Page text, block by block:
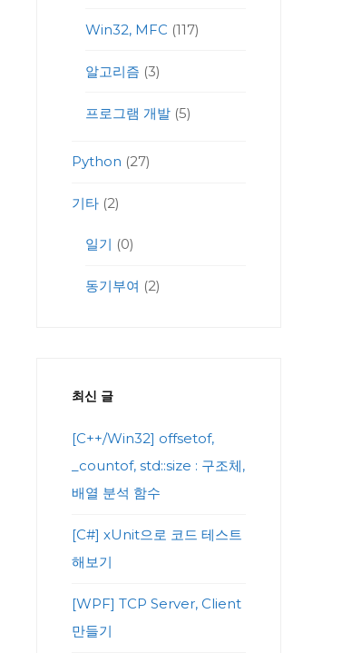
Win32, MFC (117)
알고리즘 (3)
프로그램 개발(5)
Python (27)
기타(2)
일기 (0)
동기부여 (2)
최신 글
[C++/Win32] offsetof,
_countof, std::size : 구조체,
배열 분석 함수
[C#] xUnit으로 코드 테스트
해보기
[WPF] TCP Server, Client
만들기